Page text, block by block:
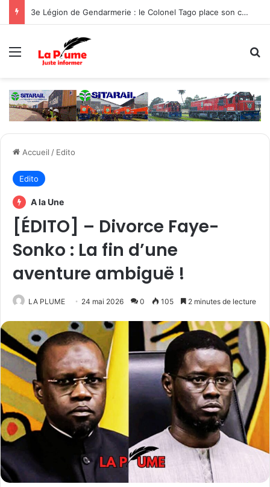
3e Légion de Gendarmerie : le Colonel Tago place son commandement sous le signe de la protection des populations
Menu
Accueil / Edito
Edito
A la Une
[ÉDITO] – Divorce Faye-
Sonko : La fin d’une
aventure ambiguë !
LA PLUME 24 mai 2026 0 105 2 minutes de lecture